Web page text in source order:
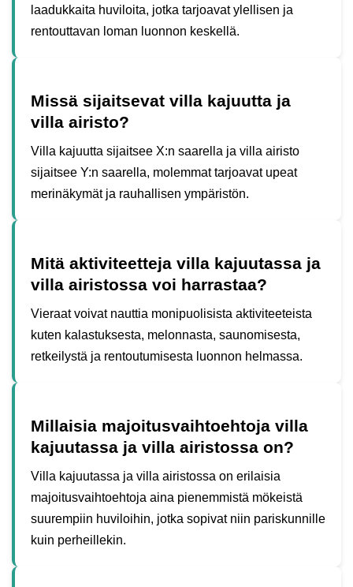
laadukkaita huviloita, jotka tarjoavat ylellisen ja
rentouttavan loman luonnon keskellä.
Missä sijaitsevat villa kajuutta ja
villa airisto?
Villa kajuutta sijaitsee X:n saarella ja villa airisto
sijaitsee Y:n saarella, molemmat tarjoavat upeat
merinäkymät ja rauhallisen ympäristön.
Mitä aktiviteetteja villa kajuutassa ja
villa airistossa voi harrastaa?
Vieraat voivat nauttia monipuolisista aktiviteeteista
kuten kalastuksesta, melonnasta, saunomisesta,
retkeilystä ja rentoutumisesta luonnon helmassa.
Millaisia majoitusvaihtoehtoja villa
kajuutassa ja villa airistossa on?
Villa kajuutassa ja villa airistossa on erilaisia
majoitusvaihtoehtoja aina pienemmistä mökeistä
suurempiin huviloihin, jotka sopivat niin pariskunnille
kuin perheillekin.